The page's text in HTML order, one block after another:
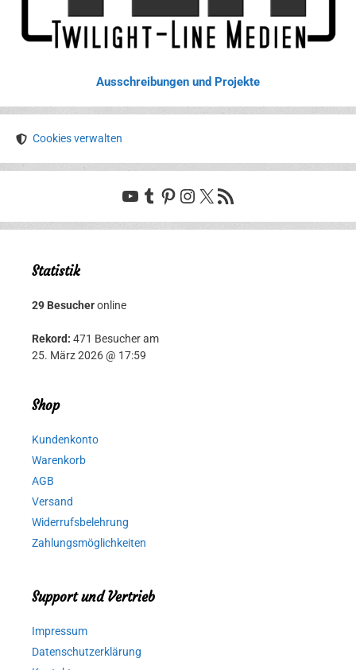
Ausschreibungen und Projekte
Cookies verwalten
YouTube
Tumblr
Pinterest
Instagram
X RSS-Feed
Statistik
29 Besucheronline
Rekord: 471 Besucher am
25. März 2026 @ 17:59
Shop
Kundenkonto
Warenkorb
AGB
Versand
Widerrufsbelehrung
Zahlungsmöglichkeiten
Support und Vertrieb
Impressum
Datenschutzerklärung